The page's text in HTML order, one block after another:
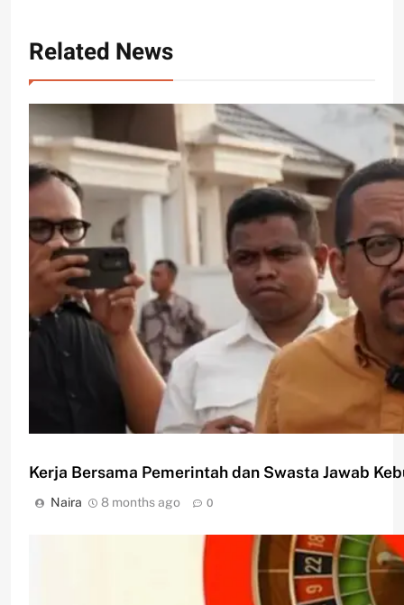
Related News
Program Rumah Subsidi Diperkuat, Pemerintah
Kerja Bersama Pemerintah dan Swasta Jawab
Naira 8 months ago 0